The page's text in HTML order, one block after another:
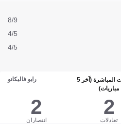
8/9
4/5
4/5
المواجهات المباشرة (آخر 5
مباريات)
رايو فاليكانو
2
تعادلات
2
انتصاران